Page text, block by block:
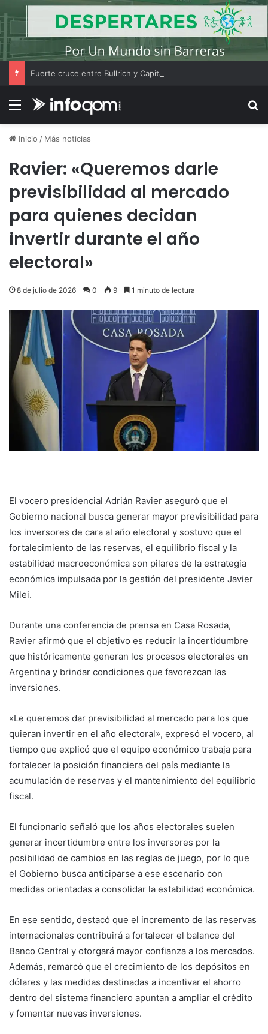
Menú
Inicio / Más noticias
Ravier: «Queremos darle
previsibilidad al mercado
para quienes decidan
invertir durante el año
electoral»
8 de julio de 2026 0 9 1 minuto de lectura
El vocero presidencial Adrián Ravier aseguró que el
Gobierno nacional busca generar mayor previsibilidad para
los inversores de cara al año electoral y sostuvo que el
fortalecimiento de las reservas, el equilibrio fiscal y la
estabilidad macroeconómica son pilares de la estrategia
económica impulsada por la gestión del presidente Javier
Milei.
Durante una conferencia de prensa en Casa Rosada,
Ravier afirmó que el objetivo es reducir la incertidumbre
que históricamente generan los procesos electorales en
Argentina y brindar condiciones que favorezcan las
inversiones.
«Le queremos dar previsibilidad al mercado para los que
quieran invertir en el año electoral», expresó el vocero, al
tiempo que explicó que el equipo económico trabaja para
fortalecer la posición financiera del país mediante la
acumulación de reservas y el mantenimiento del equilibrio
fiscal.
El funcionario señaló que los años electorales suelen
generar incertidumbre entre los inversores por la
posibilidad de cambios en las reglas de juego, por lo que
el Gobierno busca anticiparse a ese escenario con
medidas orientadas a consolidar la estabilidad económica.
En ese sentido, destacó que el incremento de las reservas
internacionales contribuirá a fortalecer el balance del
Banco Central y otorgará mayor confianza a los mercados.
Además, remarcó que el crecimiento de los depósitos en
dólares y las medidas destinadas a incentivar el ahorro
dentro del sistema financiero apuntan a ampliar el crédito
y fomentar nuevas inversiones.